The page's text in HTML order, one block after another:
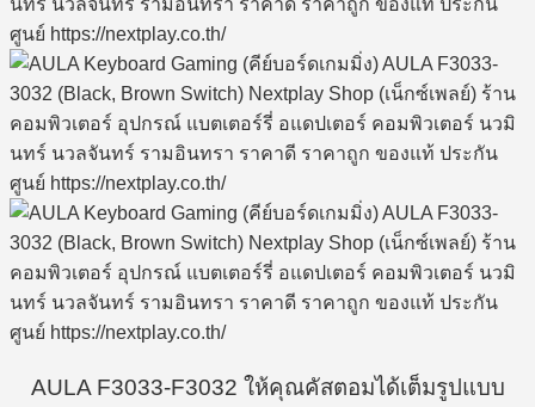
AULA F3033-F3032 ให้คุณคัสตอมได้เต็มรูปแบบ